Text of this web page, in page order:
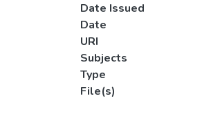
Date Issued
Date
URI
Subjects
Type
File(s)